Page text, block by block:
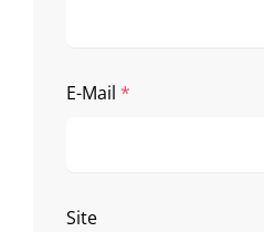
E-Mail *
Site